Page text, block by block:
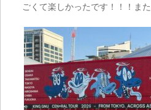
ごくて楽しかったです！！！ま